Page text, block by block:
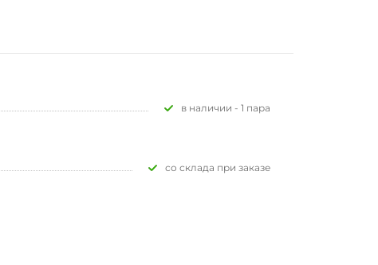
В наличии - 1 пара
Со склада при заказе